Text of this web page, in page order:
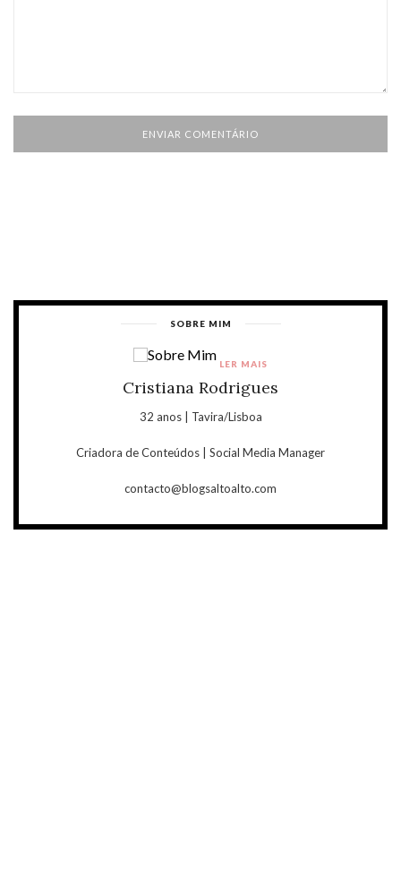
SOBRE MIM
Cristiana Rodrigues
32 anos | Tavira/Lisboa
Criadora de Conteúdos | Social Media Manager
contacto@blogsaltoalto.com
LER MAIS